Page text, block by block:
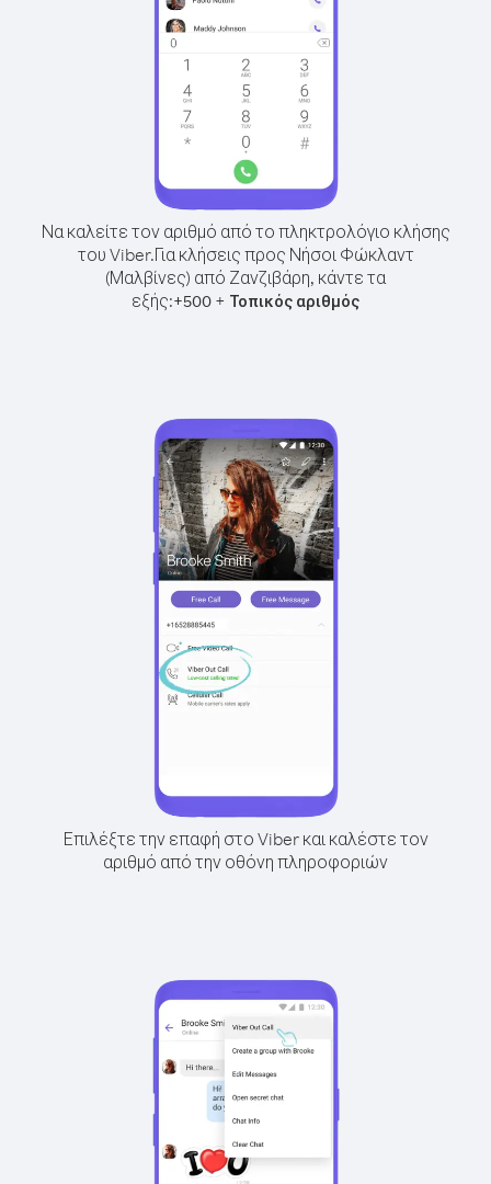
Να καλείτε τον αριθμό από το πληκτρολόγιο κλήσης
του Viber.Για κλήσεις προς Νήσοι Φώκλαντ
(Μαλβίνες) από Ζανζιβάρη, κάντε τα
εξής:+500 + Τοπικός αριθμός
Επιλέξτε την επαφή στο Viber και καλέστε τον
αριθμό από την οθόνη πληροφοριών